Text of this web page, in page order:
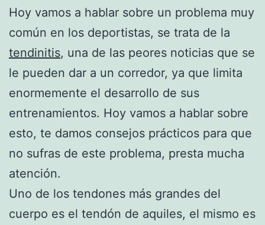
Hoy vamos a hablar sobre un problema muy
común en los deportistas, se trata de la
tendinitis, una de las peores noticias que se
le pueden dar a un corredor, ya que limita
enormemente el desarrollo de sus
entrenamientos. Hoy vamos a hablar sobre
esto, te damos consejos prácticos para que
no sufras de este problema, presta mucha
atención.
Uno de los tendones más grandes del
cuerpo es el tendón de aquiles, el mismo es